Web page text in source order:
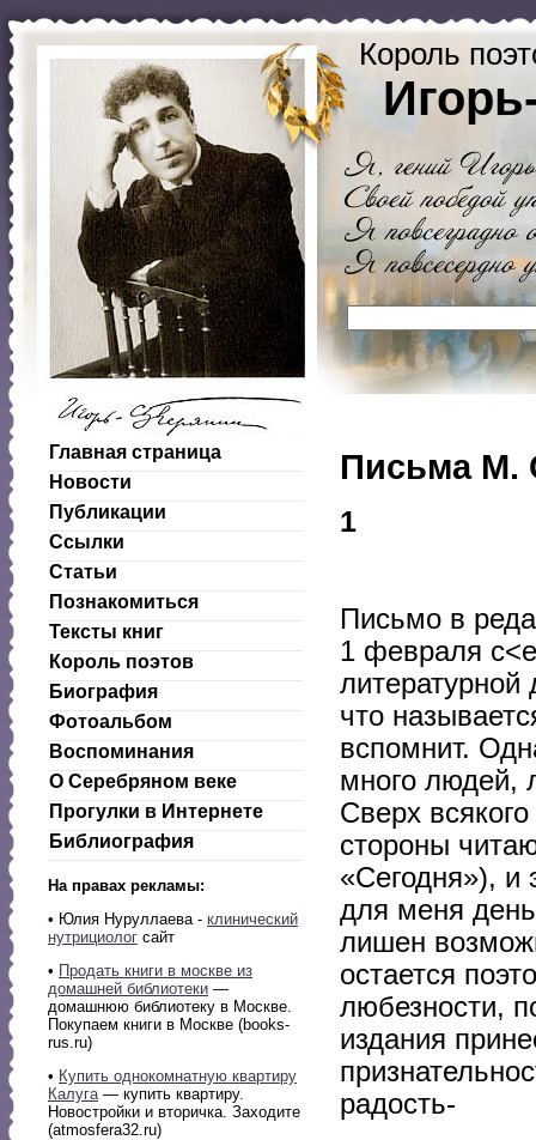
Король
Главная страница
Новости
Публикации
Ссылки
Статьи
Познакомиться
Тексты книг
Король поэтов
Биография
Фотоальбом
Воспоминания
О Серебряном веке
Прогулки в Интернете
Библиография
На правах рекламы:
• Юлия Нуруллаева - клинический
нутрициолог сайт
• Продать книги в москве из
домашней библиотеки —
домашнюю библиотеку в Москве.
Покупаем книги в Москве (books-
rus.ru)
• Купить однокомнатную квартиру
Калуга— купить квартиру.
Новостройки и вторичка. Заходите
(atmosfera32.ru)
Письма М.
1
Письмо в
1 февраля
литературной
что
вспомнит.
много людей,
Сверх
стороны
«Сегодня»), и
для меня
лишен
остается
любезности,
издания
радость-